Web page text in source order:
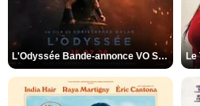
L'Odyssée Bande-annonce VO STFR Le